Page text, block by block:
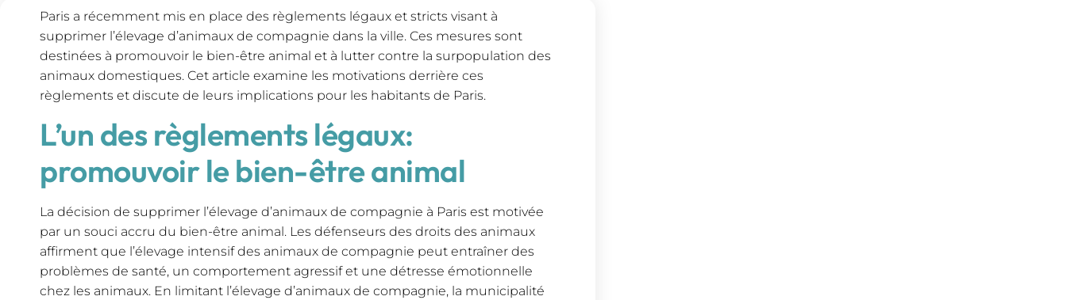
Paris a récemment mis en place des règlements légaux et stricts visant à
supprimer l’élevage d’animaux de compagnie dans la ville. Ces mesures sont
destinées à promouvoir le bien-être animal et à lutter contre la surpopulation des
animaux domestiques. Cet article examine les motivations derrière ces
règlements et discute de leurs implications pour les habitants de Paris.
L’un des règlements légaux:
promouvoir le bien-être animal
La décision de supprimer l’élevage d’animaux de compagnie à Paris est motivée
par un souci accru du bien-être animal. Les défenseurs des droits des animaux
affirment que l’élevage intensif des animaux de compagnie peut entraîner des
problèmes de santé, un comportement agressif et une détresse émotionnelle
chez les animaux. En limitant l’élevage d’animaux de compagnie, la municipalité